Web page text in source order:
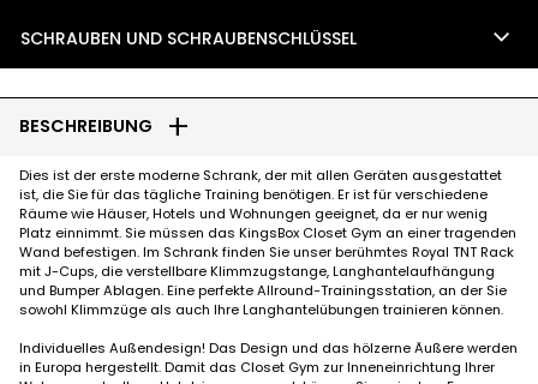
SCHRAUBEN UND SCHRAUBENSCHLÜSSEL keyboard_arrow_down
BESCHREIBUNG add
Dies ist der erste moderne Schrank, der mit allen Geräten ausgestattet
ist, die Sie für das tägliche Training benötigen. Er ist für verschiedene
Räume wie Häuser, Hotels und Wohnungen geeignet, da er nur wenig
Platz einnimmt. Sie müssen das KingsBox Closet Gym an einer tragenden
Wand befestigen. Im Schrank finden Sie unser berühmtes Royal TNT Rack
mit J-Cups, die verstellbare Klimmzugstange, Langhantelaufhängung
und Bumper Ablagen. Eine perfekte Allround-Trainingsstation, an der Sie
sowohl Klimmzüge als auch Ihre Langhantelübungen trainieren können.
Individuelles Außendesign! Das Design und das hölzerne Äußere werden
in Europa hergestellt. Damit das Closet Gym zur Inneneinrichtung Ihrer